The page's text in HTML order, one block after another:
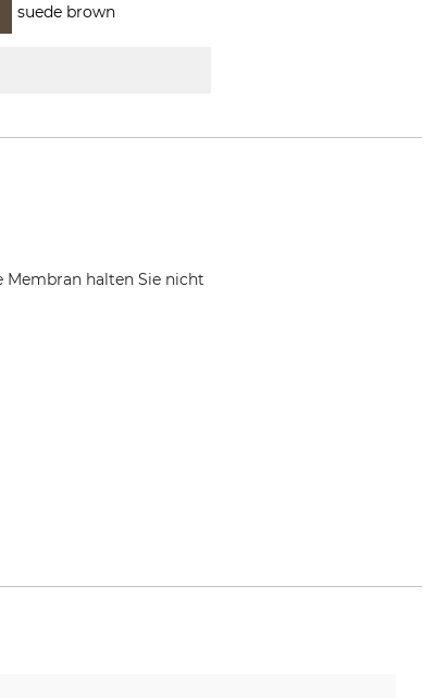
suede brown
Membran halten Sie nicht